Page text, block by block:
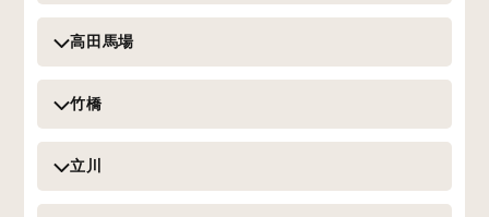
高田馬場
竹橋
立川